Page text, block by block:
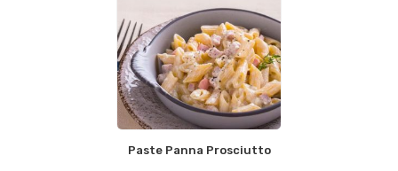
Paste Panna Prosciutto